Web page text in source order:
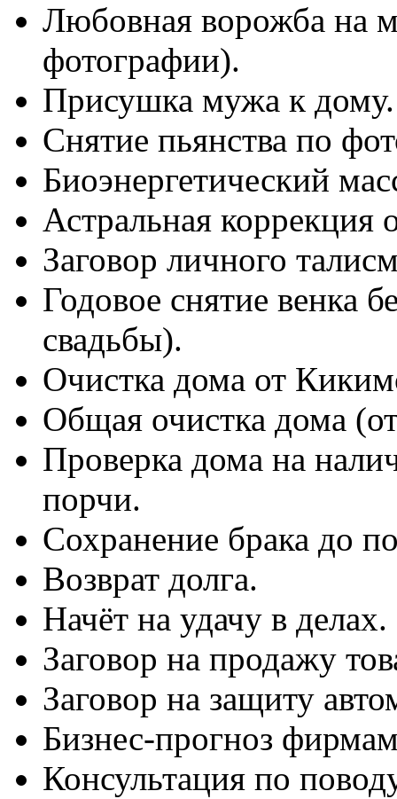
Любовная ворожба на
фотографии).
Присушка мужа к дому.
Снятие пьянства по
Биоэнергетический
Астральная коррекция
Заговор личного
Годовое снятие венка
свадьбы).
Очистка дома от
Общая очистка дома
Проверка дома на
порчи.
Сохранение брака до
Возврат долга.
Начёт на удачу в делах.
Заговор на продажу
Заговор на защиту
Бизнес-прогноз
Консультация по